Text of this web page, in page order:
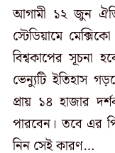
আগামী ১২ জুন
স্টেডিয়ামে
বিশ্বকাপের সূচনা
ভেন্যুটি ইতিহাস
প্রায় ১৪ হাজার
পারবেন। তবে এর
নিন সেই কারণ…